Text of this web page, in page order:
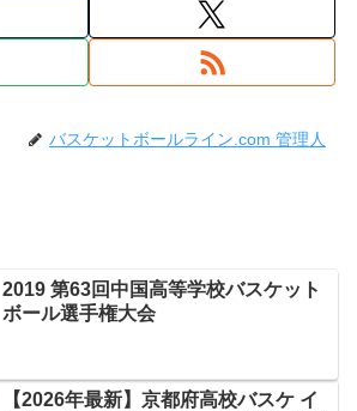
バスケットボールライン.com 管理人
2019 第63回中国高等学校バスケット
ボール選手権大会
【2026年最新】京都府高校バスケ イ